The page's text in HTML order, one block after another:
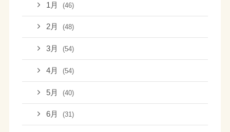
1月 (46)
2月 (48)
3月 (54)
4月 (54)
5月 (40)
6月 (31)